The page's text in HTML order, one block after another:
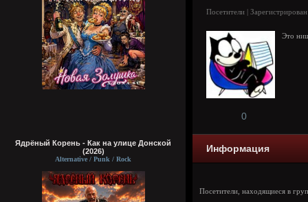
Ядрёный Корень - Как на улице Донской
(2026)
Alternative / Punk / Rock
Посетители |
Это
0
Информация
Посетители, находящиеся в